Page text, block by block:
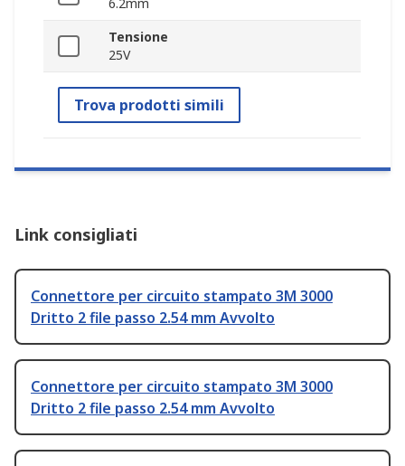
6.2mm
Tensione
25V
Trova prodotti simili
Link consigliati
Connettore per circuito stampato 3M 3000
Dritto 2 file passo 2.54 mm Avvolto
Connettore per circuito stampato 3M 3000
Dritto 2 file passo 2.54 mm Avvolto